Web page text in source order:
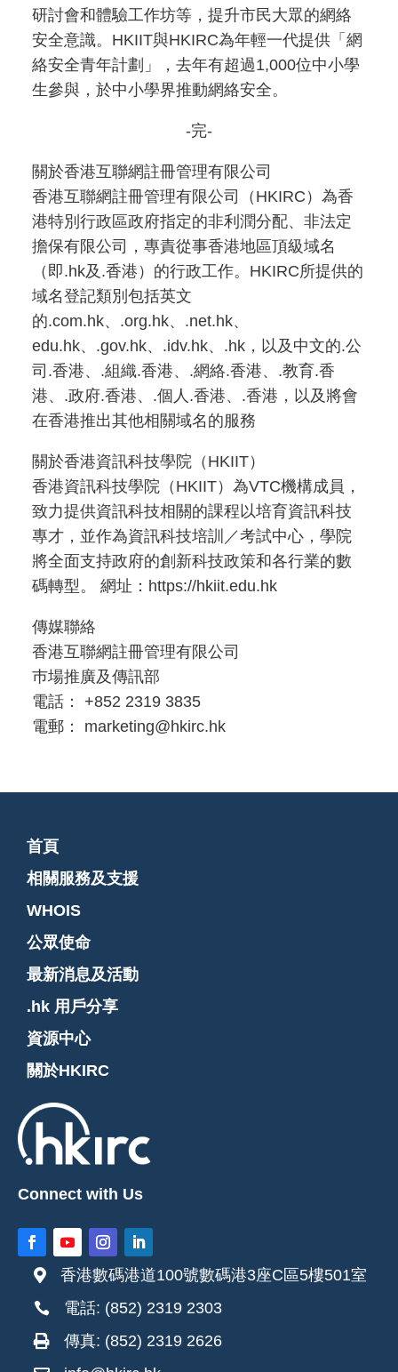
研討會和體驗工作坊等，提升市民大眾的網絡
安全意識。HKIIT與HKIRC為年輕一代提供「網
絡安全青年計劃」，去年有超過1,000位中小學
生參與，於中小學界推動網絡安全。
-完-
關於香港互聯網註冊管理有限公司
香港互聯網註冊管理有限公司（HKIRC）為香
港特別行政區政府指定的非利潤分配、非法定
擔保有限公司，專責從事香港地區頂級域名
（即.hk及.香港）的行政工作。HKIRC所提供的
域名登記類別包括英文
的.com.hk、.org.hk、.net.hk、
edu.hk、.gov.hk、.idv.hk、.hk，以及中文的.公
司.香港、.組織.香港、.網絡.香港、.教育.香
港、.政府.香港、.個人.香港、.香港，以及將會
在香港推出其他相關域名的服務
關於香港資訊科技學院（HKIIT）
香港資訊科技學院（HKIIT）為VTC機構成員，
致力提供資訊科技相關的課程以培育資訊科技
專才，並作為資訊科技培訓／考試中心，學院
將全面支持政府的創新科技政策和各行業的數
碼轉型。 網址：https://hkiit.edu.hk
傳媒聯絡
香港互聯網註冊管理有限公司
巿場推廣及傳訊部
電話： +852 2319 3835
電郵： marketing@hkirc.hk
首頁
相關服務及支援
WHOIS
公眾使命
最新消息及活動
.hk 用戶分享
資源中心
關於HKIRC
Connect with Us
 香港數碼港道100號數碼港3座C區5樓501室
 電話: (852) 2319 2303
 傳真: (852) 2319 2626